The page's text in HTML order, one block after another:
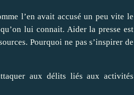
l’en avait accusé un peu vite le
lui connait. Aider la presse est
Pourquoi ne pas s’inspirer de
aux délits liés aux activités